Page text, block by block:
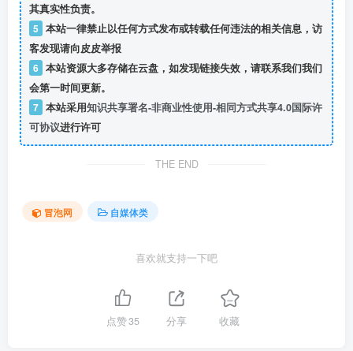
其真实性负责。
5 本站一律禁止以任何方式发布或转载任何违法的相关信息，访
客发现请向皮皮举报
6 本站资源大多存储在云盘，如发现链接失效，请联系我们我们
会第一时间更新。
7 本站采用知识共享署名-非商业性使用-相同方式共享4.0国际许
可协议进行许可
THE END
冒泡网 自媒体类
喜欢就支持一下吧
点赞35 分享 收藏